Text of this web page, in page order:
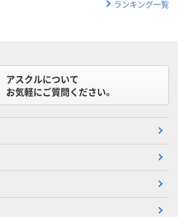
ランキング一覧
アスクルについて
お気軽にご質問ください。